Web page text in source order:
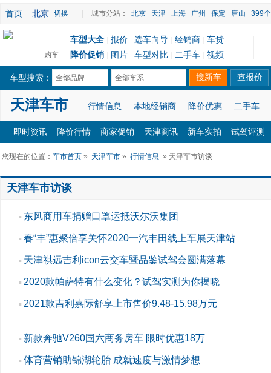
首页 北京 切换 城市分站： 北京 天津 上海 广州 保定 唐山 399
购车
车型大全 报价 选车向导 经销商
车贷
降价促销
图片 车型对比 二手车 视频
车型搜索： 全部品牌 全部车系
天津车市 行情信息 本地经销商 降价优惠 二手车
即时资讯 降价行情 商家促销 天津商讯 新车实拍 试驾评测
您现在的位置： 车市首页 » 天津车市 » 行情信息 » 天津车市访谈
天津车市访谈
▪ 东风商用车捐赠口罩运抵沃尔沃集团
▪ 春“丰”惠聚倍享关怀2020一汽丰田线上车展天津站
▪ 天津祺远吉利icon云交车暨品鉴试驾会圆满落幕
▪ 2020款帕萨特有什么变化？试驾实测为你揭晓
▪ 2021款吉利嘉际舒享上市售价9.48-15.98万元
▪ 新款奔驰V260国六商务房车 限时优惠18万
▪ 体育营销助锦湖轮胎 成就速度与激情梦想